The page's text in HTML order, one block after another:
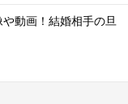
動画！結婚相手の旦